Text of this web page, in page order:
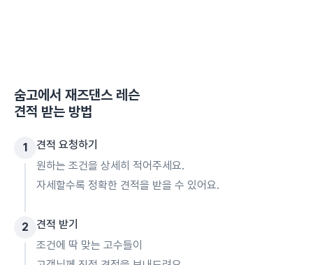
숨고에서 재즈댄스 레슨
견적 받는 방법
1
견적 요청하기
원하는 조건을 상세히 적어주세요.
자세할수록 정확한 견적을 받을 수 있어요.
2
견적 받기
조건에 딱 맞는 고수들이